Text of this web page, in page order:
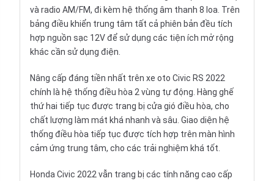
và radio AM/FM, đi kèm hệ thống âm thanh 8 loa. Trên
bảng điều khiển trung tâm tất cả phiên bản đều tích
hợp nguồn sạc 12V để sử dụng các tiện ích mở rộng
khác cần sử dụng điện.
Nâng cấp đáng tiền nhất trên xe oto Civic RS 2022
chính là hệ thống điều hòa 2 vùng tự động. Hàng ghế
thứ hai tiếp tục được trang bị cửa gió điều hòa, cho
chất lượng làm mát khá nhanh và sâu. Giao diện hệ
thống điều hòa tiếp tục được tích hợp trên màn hình
cảm ứng trung tâm, cho các trải nghiệm khá tốt.
Honda Civic 2022 vẫn trang bị các tính năng cao cấp